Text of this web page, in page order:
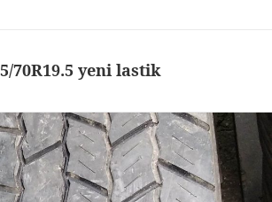
70R19.5 yeni lastik